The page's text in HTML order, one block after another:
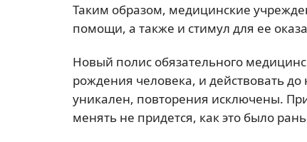
Таким образом, медицинские
помощи, а также и стимул для ее
Новый полис обязательного
рождения человека, и действовать
уникален, повторения исключены.
менять не придется, как это было